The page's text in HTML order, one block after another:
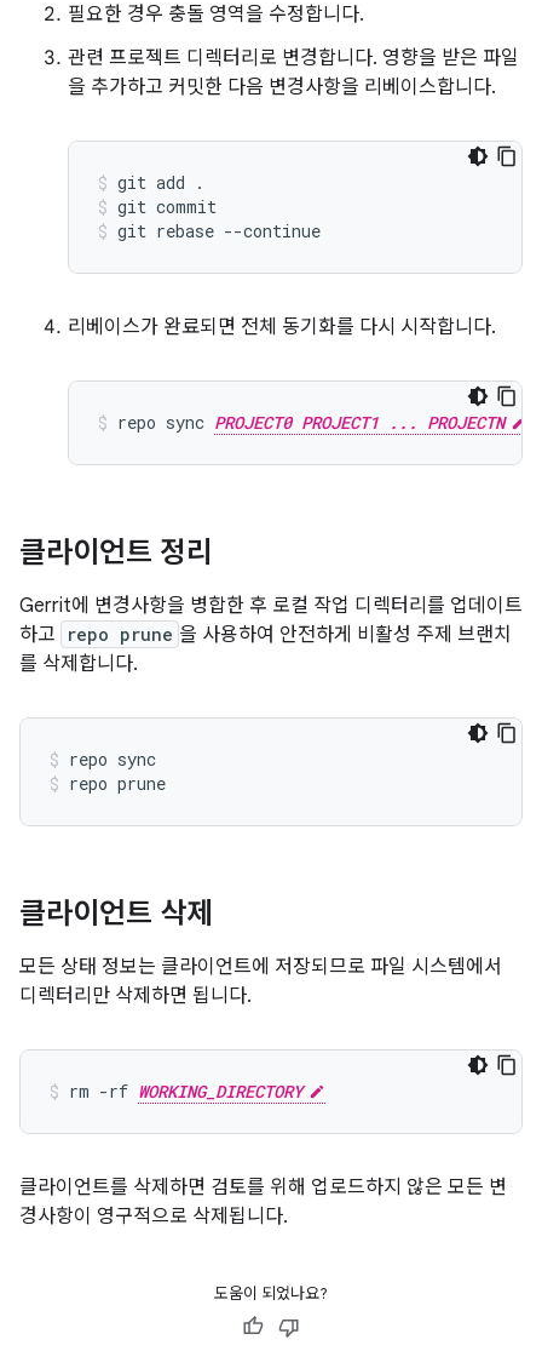
필요한 경우 충돌 영역을 수정합니다.
관련 프로젝트 디렉터리로 변경합니다. 영향을 받은 파일
을 추가하고 커밋한 다음 변경사항을 리베이스합니다.
git add .
git commit
git rebase --continue
리베이스가 완료되면 전체 동기화를 다시 시작합니다.
repo sync PROJECT0 PROJECT1 ... PROJECTN
클라이언트 정리
Gerrit에 변경사항을 병합한 후 로컬 작업 디렉터리를 업데이트
하고
repo prune 을 사용하여 안전하게 비활성 주제 브랜치
를 삭제합니다.
repo sync
repo prune
클라이언트 삭제
모든 상태 정보는 클라이언트에 저장되므로 파일 시스템에서
디렉터리만 삭제하면 됩니다.
rm -rf WORKING_DIRECTORY
클라이언트를 삭제하면 검토를 위해 업로드하지 않은 모든 변
경사항이 영구적으로 삭제됩니다.
도움이 되었나요?